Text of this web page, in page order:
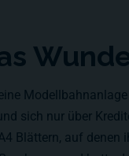
sich nur über
Blättern, auf denen